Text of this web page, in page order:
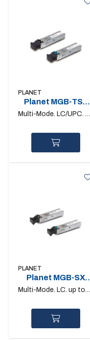
PLANET
Planet MGB-TSX
1Gigabit SFP
Multi-Mode. LC/UPC. up
PLANET
Planet MGB-SX
1Gigabit SFP
Multi-Mode. LC. up to